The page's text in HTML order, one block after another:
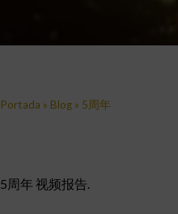
Portada » Blog » 5周年
5周年 视频报告.